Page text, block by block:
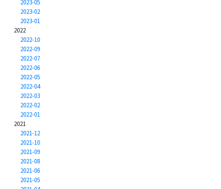
2023-05
2023-02
2023-01
2022
2022-10
2022-09
2022-07
2022-06
2022-05
2022-04
2022-03
2022-02
2022-01
2021
2021-12
2021-10
2021-09
2021-08
2021-06
2021-05